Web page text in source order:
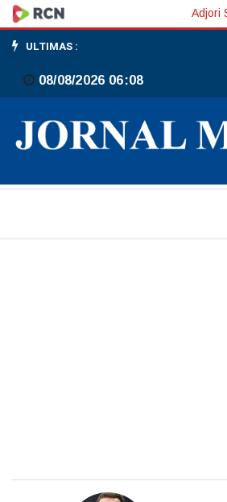
AVANÇO
NA
MOBILIDADE
Adjori
ULTIMAS :
08/08/2026 06:08